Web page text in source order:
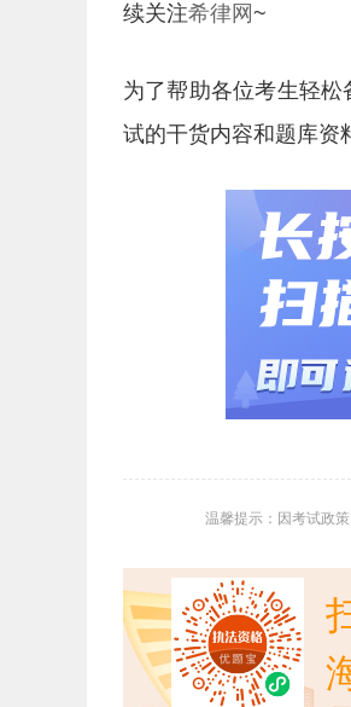
续关注希律网 ~
为了帮助各位考生轻
试的干货内容和题库资
温馨提示：因考试政